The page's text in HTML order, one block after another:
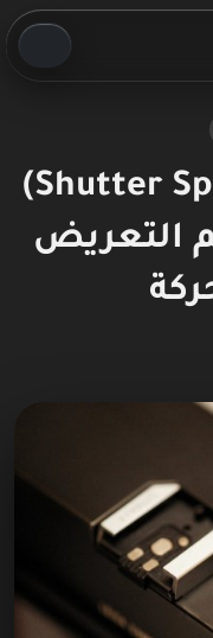
سرعة الغالق (Shutter Speed)
التعريض